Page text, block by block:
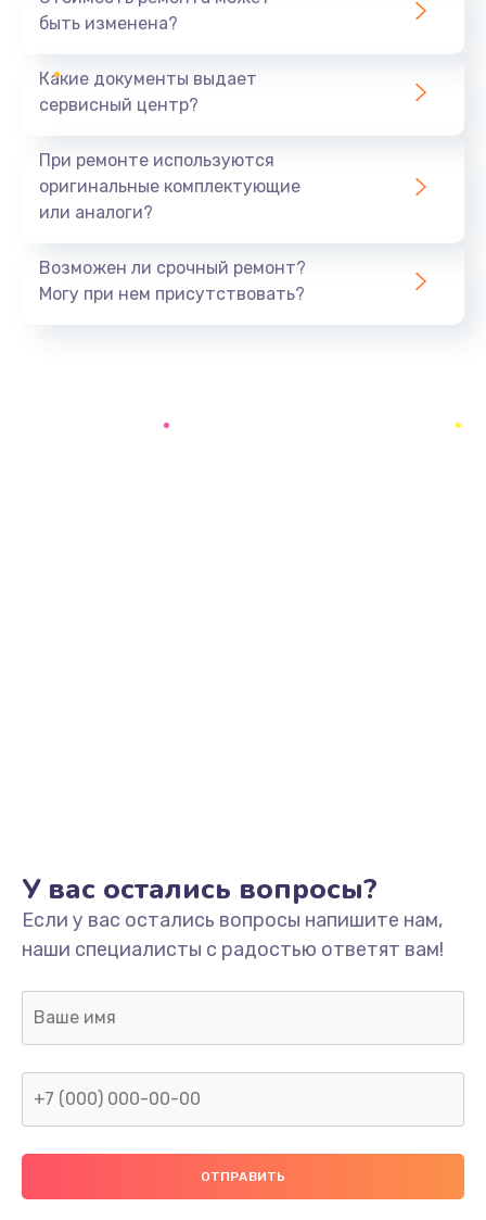
Замена аккумулятора
Замена SSD
Заказать
Замена системы охлаждения
1645 руб.
Заказать
Замена термопасты
1095 руб.
быть изменена?
Какие документы выдает
сервисный центр?
При ремонте используются
оригинальные комплектующие
или аналоги?
Возможен ли срочный ремонт?
Могу при нем присутствовать?
У вас остались вопросы?
Если у вас остались вопросы напишите нам,
наши специалисты с радостью ответят вам!